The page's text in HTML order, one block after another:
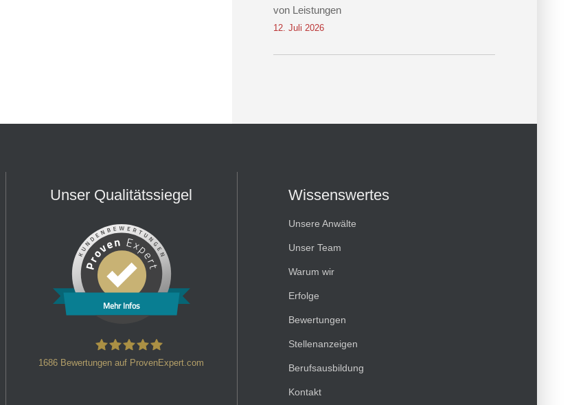
von Leistungen
12. Juli 2026
Unser Qualitätssiegel
Mehr Infos
1686 Bewertungen auf ProvenExpert.com
Wissenswertes
Unsere Anwälte
Unser Team
Warum wir
Erfolge
Bewertungen
Stellenanzeigen
Berufsausbildung
Kontakt